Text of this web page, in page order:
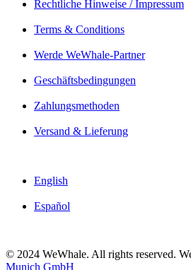
Rechtliche Hinweise / Impressum
Terms & Conditions
Werde WeWhale-Partner
Geschäftsbedingungen
Zahlungsmethoden
Versand & Lieferung
English
Español
© 2024 WeWhale. All rights reserved.
Munich GmbH